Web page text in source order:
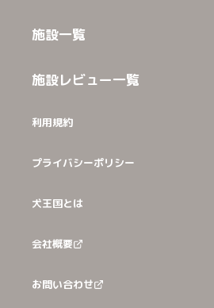
施設一覧
施設レビュー一覧
利用規約
プライバシーポリシー
犬王国とは
会社概要
お問い合わせ